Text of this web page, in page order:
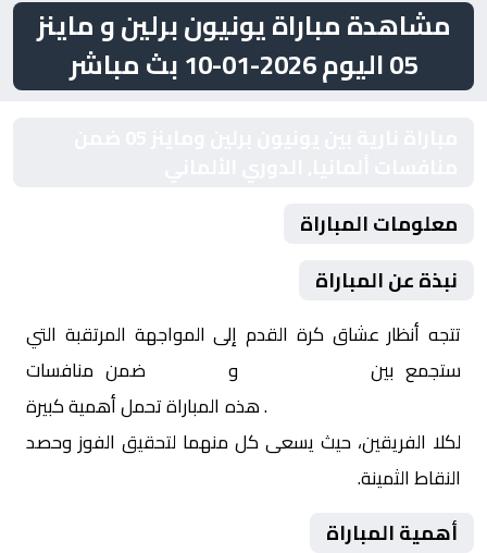
مشاهدة مباراة يونيون برلين و ماينز
05 اليوم 2026-01-10 بث مباشر
معلومات المباراة
نبذة عن المباراة
تتجه أنظار عشاق كرة القدم إلى المواجهة المرتقبة التي
ستجمع بين
و
ضمن منافسات
. هذه المباراة تحمل أهمية كبيرة
لكلا الفريقين، حيث يسعى كل منهما لتحقيق الفوز وحصد
النقاط الثمينة.
أهمية المباراة